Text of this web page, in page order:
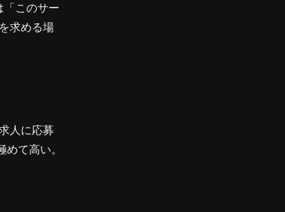
「このサー
求める場
人に応募
て高い。